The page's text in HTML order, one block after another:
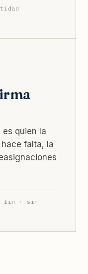
quien la
falta, la
fin · sin